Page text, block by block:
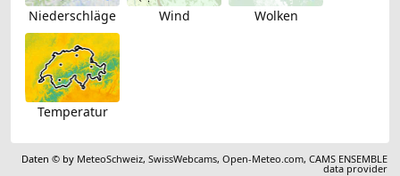
Niederschläge Wind Wolken
Temperatur
Daten © by MeteoSchweiz,SwissWebcams,Open-Meteo.com,CAMS ENSEMBLE
data provider